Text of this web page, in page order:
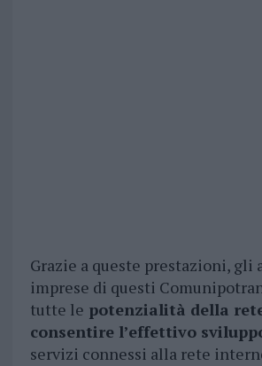
Grazie a queste prestazioni, gli
imprese di questi
tutte le potenzialità della
consentire l’effettivo
servizi connessi alla rete